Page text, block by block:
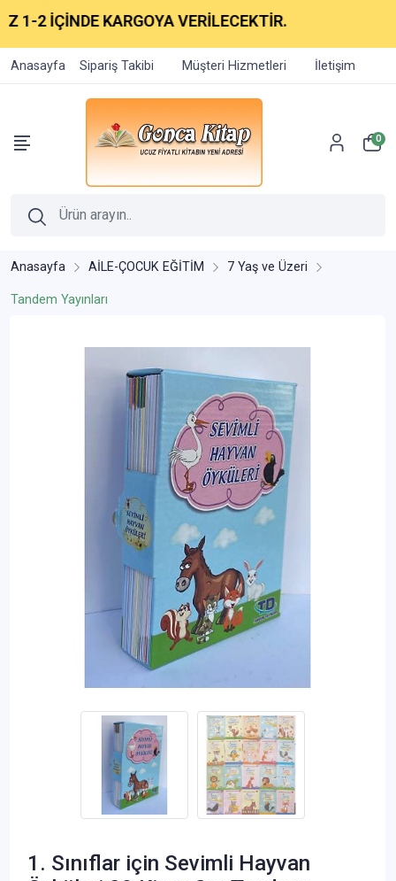
İÇİNDE KARGOYA VERİLECEKTİR.
Anasayfa Sipariş Takibi Müşteri Hizmetleri İletişim
0
Anasayfa AİLE-ÇOCUK EĞİTİM 7 Yaş ve Üzeri
Tandem Yayınları
1. Sınıflar için Sevimli Hayvan